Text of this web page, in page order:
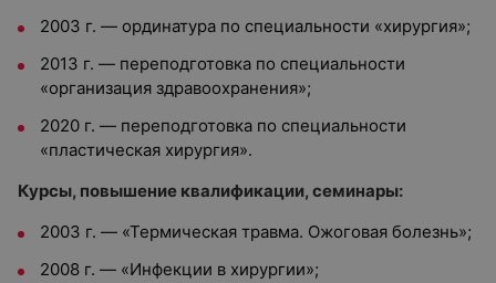
2003 г. — ординатура по специальности «хирургия»;
2013 г. — переподготовка по специальности
«организация здравоохранения»;
2020 г. — переподготовка по специальности
«пластическая хирургия».
Курсы, повышение квалификации, семинары:
2003 г. — «Термическая травма. Ожоговая болезнь»;
2008 г. — «Инфекции в хирургии»;